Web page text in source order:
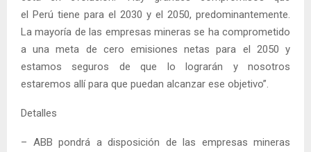
el Perú tiene para el 2030 y el 2050, predominantemente.
La mayoría de las empresas mineras se ha comprometido
a una meta de cero emisiones netas para el 2050 y
estamos seguros de que lo lograrán y nosotros
estaremos allí para que puedan alcanzar ese objetivo”.
Detalles
– ABB pondrá a disposición de las empresas mineras